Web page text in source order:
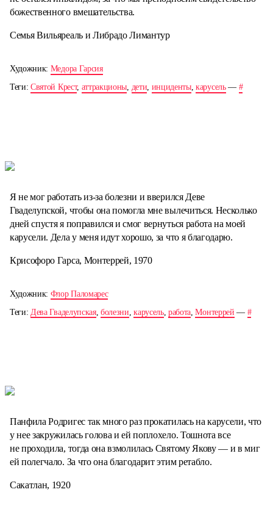
божественного вмешательства.
Семья Вильяреаль и Либрадо Лимантур
Художник: Медора Гарсия
Теги:Святой Крест, аттракционы, дети, инциденты,карусель— #
Я не мог работать из-за болезни и вверился Деве
Гваделупской, чтобы она помогла мне вылечиться. Несколько
дней спустя я поправился и смог вернуться работа на моей
карусели. Дела у меня идут хорошо, за что я благодарю.
Крисофоро Гарса, Монтеррей, 1970
Художник: Флор Паломарес
Теги: Дева Гваделупская,болезни ,карусель, работа ,Монтеррей — #
Панфила Родригес так много раз прокатилась на карусели, что
у нее закружилась голова и ей поплохело. Тошнота все
не проходила, тогда она взмолилась Святому Якову — и в миг
ей полегчало. За что она благодарит этим ретабло.
Сакатлан, 1920